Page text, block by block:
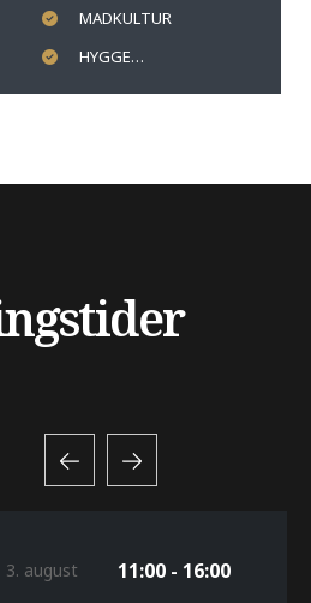
MADKULTUR
HYGGE…
3. august 11:00 - 16:00